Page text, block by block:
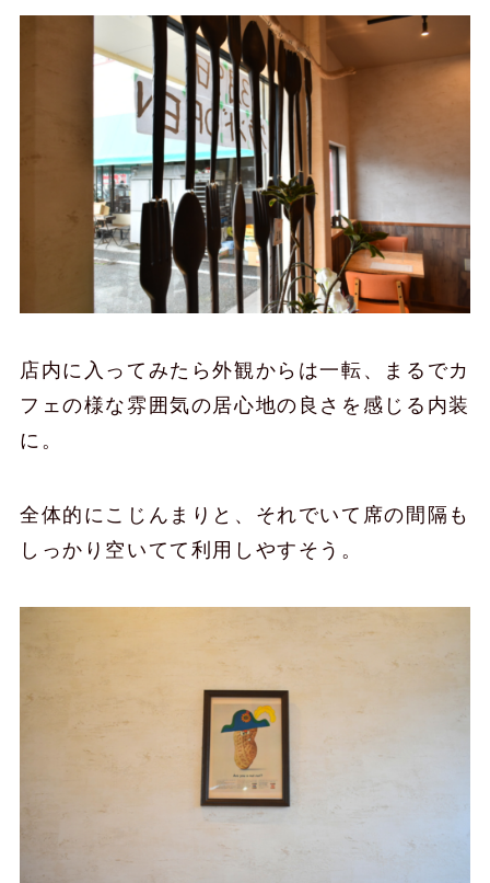
店内に入ってみたら外観からは一転、まるでカ
フェの様な雰囲気の居心地の良さを感じる内装
に。
全体的にこじんまりと、それでいて席の間隔も
しっかり空いてて利用しやすそう。